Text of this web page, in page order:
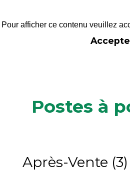
Pour afficher ce contenu veuillez
Postes à
Après-Vente (3)